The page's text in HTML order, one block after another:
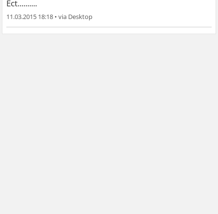
Ect..........
11.03.2015 18:18 •